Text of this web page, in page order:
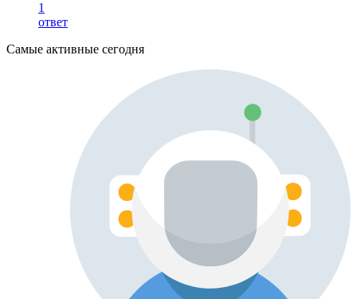
1
ответ
Самые активные сегодня